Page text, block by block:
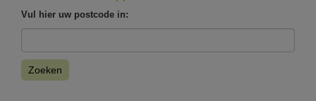
Vul hier uw postcode in:
Zoeken